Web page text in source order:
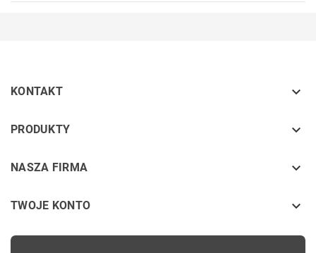
KONTAKT 
PRODUKTY keyboard_arrow_down
NASZA FIRMA keyboard_arrow_down
TWOJE KONTO 